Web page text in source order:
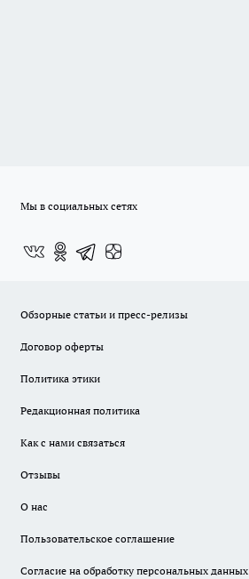
Мы в социальных сетях
Обзорные статьи и пресс-релизы
Договор оферты
Политика этики
Редакционная политика
Как с нами связаться
Отзывы
О нас
Пользовательское соглашение
Согласие на обработку персональных данных